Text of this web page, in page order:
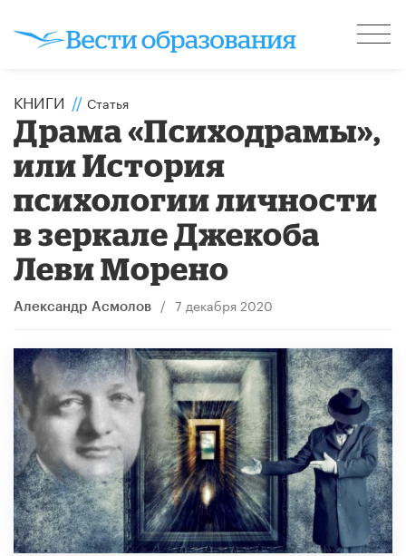
КНИГИ // Статья
Драма «Психодрамы»,
или История
психологии личности
в зеркале Джекоба
Леви Морено
Александр Асмолов / 7 декабря 2020